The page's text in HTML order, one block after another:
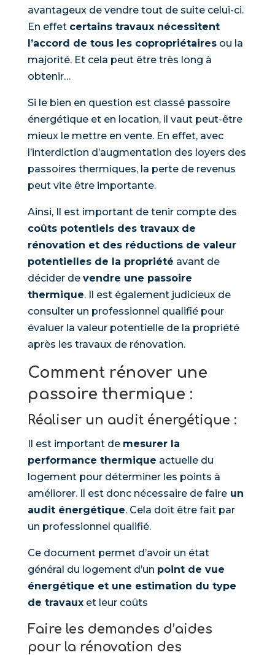
avantageux de vendre tout de suite celui-ci.
En effet certains travaux nécessitent
l’accord de tous les copropriétairesou la
majorité. Et cela peut être très long à
obtenir…
Si le bien en question est classé passoire
énergétique et en location, il vaut peut-être
mieux le mettre en vente. En effet, avec
l’interdiction d’augmentation des loyers des
passoires thermiques, la perte de revenus
peut vite être importante.
Ainsi, Il est important de tenir compte des
coûts potentiels des travaux de
rénovation et des réductions de valeur
potentielles de la propriété avant de
décider de vendre une passoire
thermique. Il est également judicieux de
consulter un professionnel qualifié pour
évaluer la valeur potentielle de la propriété
après les travaux de rénovation.
Comment rénover une
passoire thermique :
Réaliser un audit énergétique :
Il est important de mesurer la
performance thermique actuelle du
logement pour déterminer les points à
améliorer. Il est donc nécessaire de faireun
audit énergétique. Cela doit être fait par
un professionnel qualifié.
Ce document permet d’avoir un état
général du logement d’un point de vue
énergétique et une estimation du type
de travauxet leur coûts
Faire les demandes d’aides
pour la rénovation des